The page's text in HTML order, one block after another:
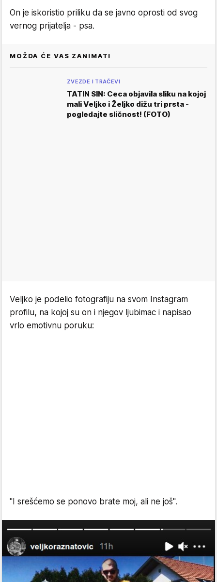
On je iskoristio priliku da se javno oprosti od svog
vernog prijatelja - psa.
MOŽDA ĆE VAS ZANIMATI
ZVEZDE I TRAČEVI
TATIN SIN: Ceca objavila sliku na kojoj
mali Veljko i Željko dižu tri prsta -
pogledajte sličnost! (FOTO)
Veljko je podelio fotografiju na svom Instagram
profilu, na kojoj su on i njegov ljubimac i napisao
vrlo emotivnu poruku:
"I srešćemo se ponovo brate moj, ali ne još".